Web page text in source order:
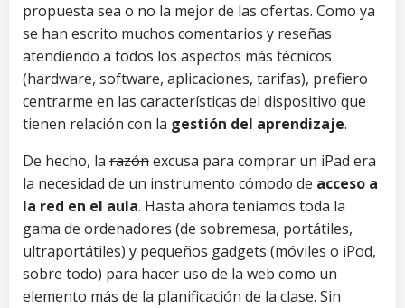
propuesta sea o no la mejor de las ofertas. Como ya
se han escrito muchos comentarios y reseñas
atendiendo a todos los aspectos más técnicos
(hardware, software, aplicaciones, tarifas), prefiero
centrarme en las características del dispositivo que
tienen relación con la gestión del aprendizaje.
De hecho, la razónexcusa para comprar un iPad era
la necesidad de un instrumento cómodo de acceso a
la red en el aula. Hasta ahora teníamos toda la
gama de ordenadores (de sobremesa, portátiles,
ultraportátiles) y pequeños gadgets (móviles o iPod,
sobre todo) para hacer uso de la web como un
elemento más de la planificación de la clase. Sin